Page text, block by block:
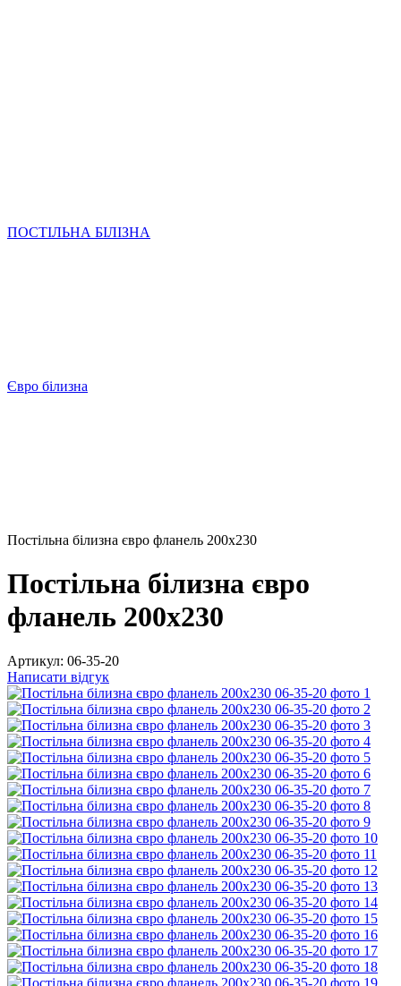
ПОСТІЛЬНА БІЛІЗНА
Євро білизна
Постільна білизна євро фланель 200х230
Постільна білизна євро
фланель 200х230
Артикул: 06-35-20
Написати відгук